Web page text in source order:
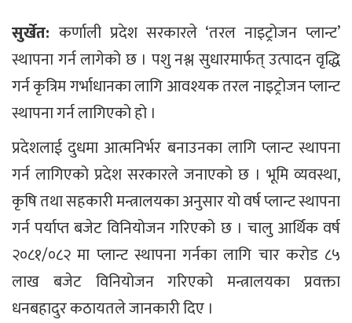
सुर्खेत: कर्णाली प्रदेश सरकारले ‘तरल नाइट्रोजन प्लान्ट’
स्थापना गर्न लागेको छ । पशु नश्ल सुधारमार्फत् उत्पादन वृद्धि
गर्न कृत्रिम गर्भाधानका लागि आवश्यक तरल नाइट्रोजन प्लान्ट
स्थापना गर्न लागिएको हो ।
प्रदेशलाई दुधमा आत्मनिर्भर बनाउनका लागि प्लान्ट स्थापना
गर्न लागिएको प्रदेश सरकारले जनाएको छ । भूमि व्यवस्था,
कृषि तथा सहकारी मन्त्रालयका अनुसार यो वर्ष प्लान्ट स्थापना
गर्न पर्याप्त बजेट विनियोजन गरिएको छ । चालु आर्थिक वर्ष
२०८१/०८२ मा प्लान्ट स्थापना गर्नका लागि चार करोड ८५
लाख बजेट विनियोजन गरिएको मन्त्रालयका प्रवक्ता
धनबहादुर कठायतले जानकारी दिए ।